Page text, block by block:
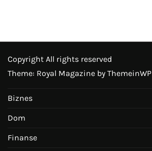
Copyright All rights reserved
Theme: Royal Magazine by ThemeinWP
Biznes
Dom
Finanse